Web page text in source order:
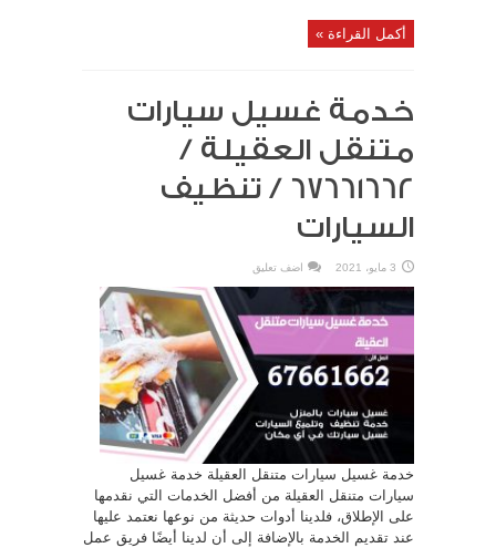
أكمل القراءة »
خدمة غسيل سيارات
متنقل العقيلة /
67661662 / تنظيف
السيارات
3 مايو، 2021 اضف تعليق
خدمة غسيل سيارات متنقل العقيلة خدمة غسيل
سيارات متنقل العقيلة من أفضل الخدمات التي نقدمها
على الإطلاق، فلدينا أدوات حديثة من نوعها نعتمد عليها
عند تقديم الخدمة بالإضافة إلى أن لدينا أيضًا فريق عمل